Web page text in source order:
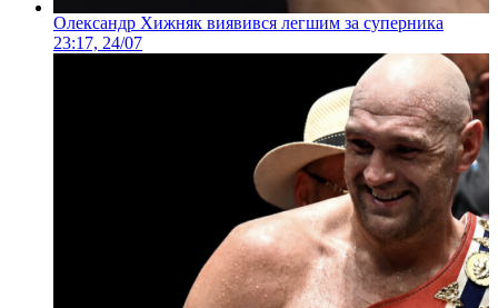
Олександр Хижняк виявився легшим за суперника
23:17, 24/07